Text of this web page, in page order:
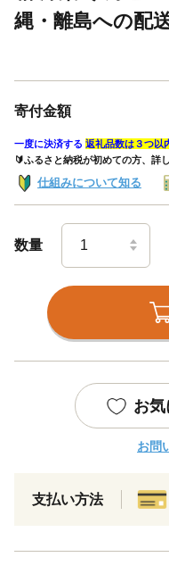
縄・離島への配
寄付金額
一度に決済する 返礼品数は３つ以
🔰ふるさと納税が初めての方、詳
仕組みについて知る
数量
お
お問
支払い方法